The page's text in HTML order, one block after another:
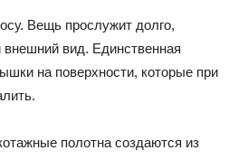
Вещь прослужит долго,
внешний вид. Единственная
на поверхности, которые при
полотна создаются из